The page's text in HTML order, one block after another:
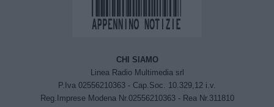
CHI SIAMO
Linea Radio Multimedia srl
P.Iva 02556210363 - Cap.Soc. 10.329,12 i.v.
Reg.Imprese Modena Nr.02556210363 - Rea Nr.311810